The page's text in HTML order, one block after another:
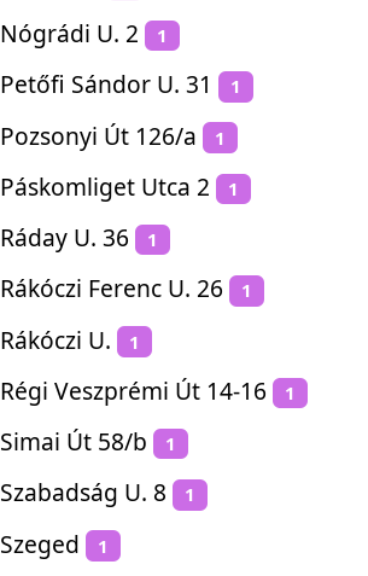
Nógrádi U. 2 1
Petőfi Sándor U. 31 1
Pozsonyi Út 126/a 1
Páskomliget Utca 2 1
Ráday U. 36 1
Rákóczi Ferenc U. 26 1
Rákóczi U. 1
Régi Veszprémi Út 14-16 1
Simai Út 58/b 1
Szabadság U. 8 1
Szeged 1